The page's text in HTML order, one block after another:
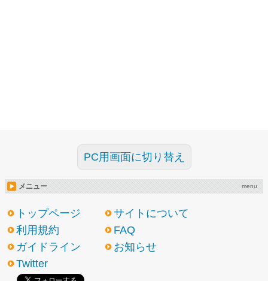
PC用画面に切り替え
メニュー menu
トップページ
サイトについて
利用規約
FAQ
ガイドライン
お知らせ
Twitter